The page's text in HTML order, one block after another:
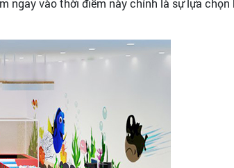
ngay vào thời điểm này chính là sự lựa chọn